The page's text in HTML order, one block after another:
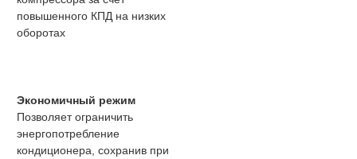
повышенного КПД на низких
оборотах
Экономичный режим
Позволяет ограничить
энергопотребление
кондиционера, сохранив при